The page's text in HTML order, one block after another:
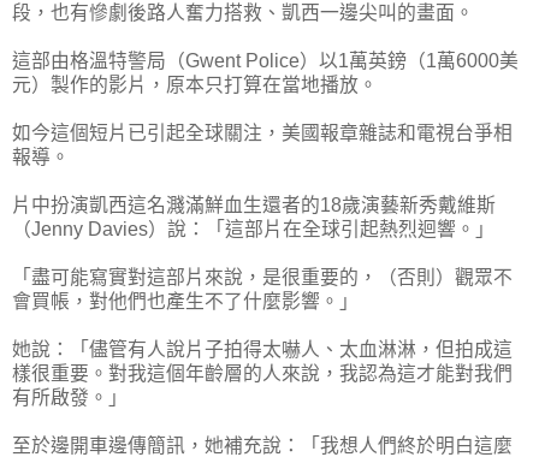
段，也有慘劇後路人奮力搭救、凱西一邊尖叫的畫面。
這部由格溫特警局（Gwent Police）以1萬英鎊（1萬6000美
元）製作的影片，原本只打算在當地播放。
如今這個短片已引起全球關注，美國報章雜誌和電視台爭相
報導。
片中扮演凱西這名濺滿鮮血生還者的18歲演藝新秀戴維斯
（Jenny Davies）說：「這部片在全球引起熱烈迴響。」
「盡可能寫實對這部片來說，是很重要的，（否則）觀眾不
會買帳，對他們也產生不了什麼影響。」
她說：「儘管有人說片子拍得太嚇人、太血淋淋，但拍成這
樣很重要。對我這個年齡層的人來說，我認為這才能對我們
有所啟發。」
至於邊開車邊傳簡訊，她補充說：「我想人們終於明白這麼